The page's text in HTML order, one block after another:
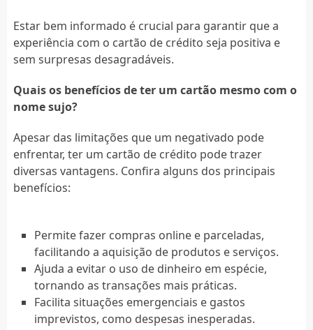
Estar bem informado é crucial para garantir que a
experiência com o cartão de crédito seja positiva e
sem surpresas desagradáveis.
Quais os benefícios de ter um cartão mesmo com o
nome sujo?
Apesar das limitações que um negativado pode
enfrentar, ter um cartão de crédito pode trazer
diversas vantagens. Confira alguns dos principais
benefícios:
Permite fazer compras online e parceladas,
facilitando a aquisição de produtos e serviços.
Ajuda a evitar o uso de dinheiro em espécie,
tornando as transações mais práticas.
Facilita situações emergenciais e gastos
imprevistos, como despesas inesperadas.